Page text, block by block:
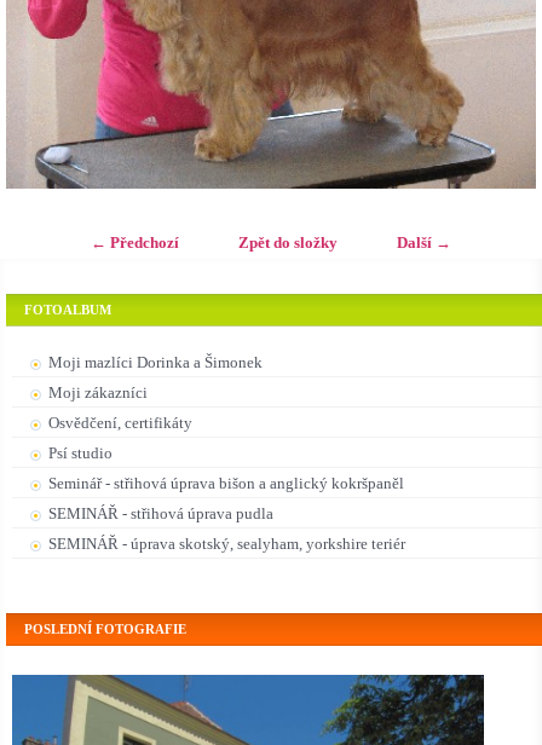
← Předchozí Další →
Zpět do složky
FOTOALBUM
Moji mazlíci Dorinka a Šimonek
Moji zákazníci
Osvědčení, certifikáty
Psí studio
Seminář - střihová úprava bišon a anglický kokršpaněl
SEMINÁŘ - střihová úprava pudla
SEMINÁŘ - úprava skotský, sealyham, yorkshire teriér
POSLEDNÍ FOTOGRAFIE